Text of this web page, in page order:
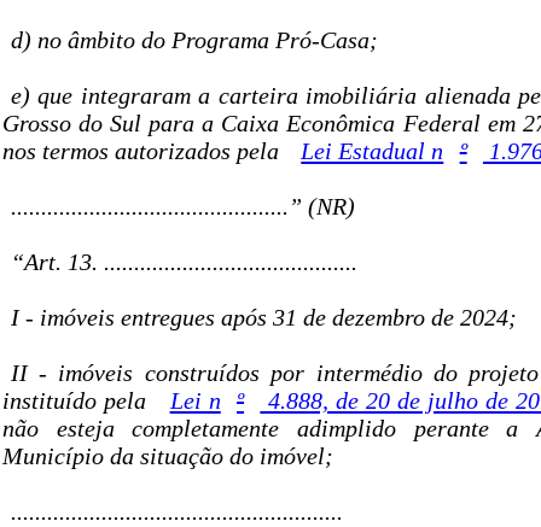
d) no âmbito do Programa Pró-Casa;
e) que integraram a carteira imobiliária alienada
Grosso do Sul para a Caixa Econômica Federal em
nos termos autorizados pela
Lei Estadual n º
..............................................” (NR)
“Art. 13. ..........................................
I - imóveis entregues após 31 de dezembro de 2024;
II - imóveis construídos por intermédio do
instituído pela
Lei n º
4.888, de 20 de julho de
não esteja completamente adimplido perante a
Município da situação do imóvel;
.......................................................